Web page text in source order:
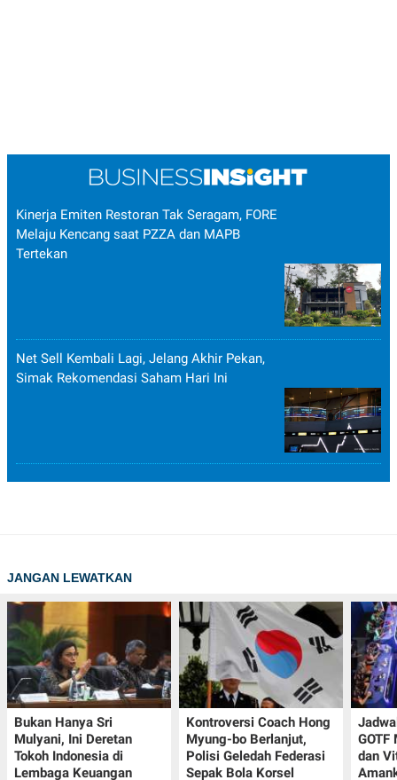
Kinerja Emiten Restoran Tak Seragam, FORE
Melaju Kencang saat PZZA dan MAPB
Tertekan
Net Sell Kembali Lagi, Jelang Akhir Pekan,
Simak Rekomendasi Saham Hari Ini
JANGAN LEWATKAN
Bukan Hanya Sri
Mulyani, Ini Deretan
Tokoh Indonesia di
Lembaga Keuangan
Kontroversi Coach Hong
Myung-bo Berlanjut,
Polisi Geledah Federasi
Sepak Bola Korsel
GOTF
dan